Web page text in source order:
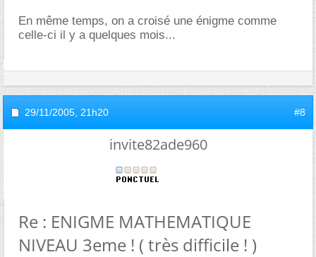
En même temps, on a croisé une énigme comme
celle-ci il y a quelques mois...
29/11/2005, 21h20 #8
invite82ade960
Re : ENIGME MATHEMATIQUE
NIVEAU 3eme ! ( très difficile ! )